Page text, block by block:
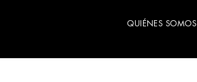
QUIÉNES SOMOS